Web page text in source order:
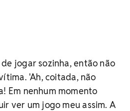
jogar sozinha, então não
'Ah, coitada, não
Em nenhum momento
ver um jogo meu assim. A